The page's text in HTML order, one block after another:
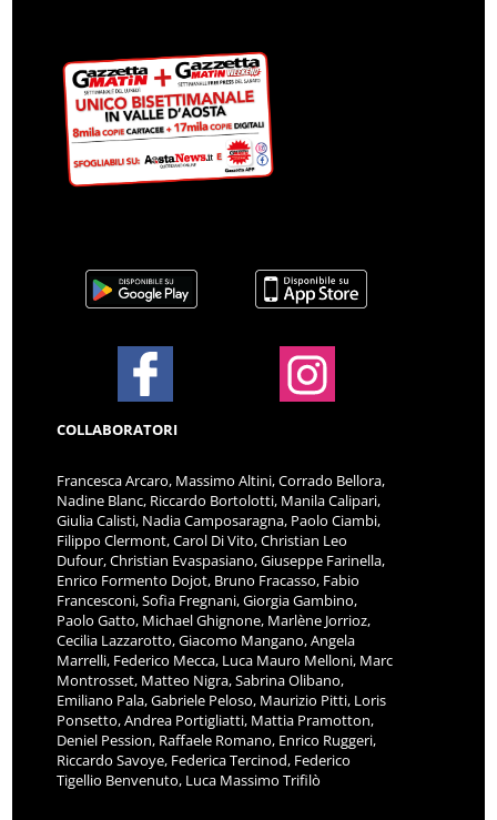
COLLABORATORI
Francesca Arcaro, Massimo Altini, Corrado Bellora,
Nadine Blanc, Riccardo Bortolotti, Manila Calipari,
Giulia Calisti, Nadia Camposaragna, Paolo Ciambi,
Filippo Clermont, Carol Di Vito, Christian Leo
Dufour, Christian Evaspasiano, Giuseppe Farinella,
Enrico Formento Dojot, Bruno Fracasso, Fabio
Francesconi, Sofia Fregnani, Giorgia Gambino,
Paolo Gatto, Michael Ghignone, Marlène Jorrioz,
Cecilia Lazzarotto, Giacomo Mangano, Angela
Marrelli, Federico Mecca, Luca Mauro Melloni, Marc
Montrosset, Matteo Nigra, Sabrina Olibano,
Emiliano Pala, Gabriele Peloso, Maurizio Pitti, Loris
Ponsetto, Andrea Portigliatti, Mattia Pramotton,
Deniel Pession, Raffaele Romano, Enrico Ruggeri,
Riccardo Savoye, Federica Tercinod, Federico
Tigellio Benvenuto, Luca Massimo Trifilò